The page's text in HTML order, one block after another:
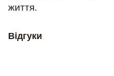
життя.
Відгуки